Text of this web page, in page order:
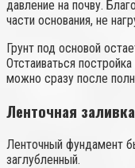
давление на почву.
части основания, не
Грунт под основой
Отстаиваться
можно сразу после
Ленточная заливка
Ленточный фундамент
заглубленный.